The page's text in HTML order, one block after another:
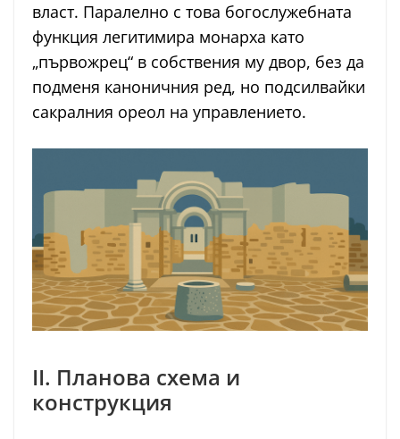
власт. Паралелно с това богослужебната
функция легитимира монарха като
„първожрец“ в собствения му двор, без да
подменя каноничния ред, но подсилвайки
сакралния ореол на управлението.
II. Планова схема и
конструкция